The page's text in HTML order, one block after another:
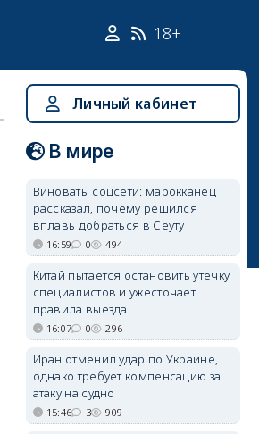
18+
Личный кабинет
В мире
Виноваты соцсети: марокканец
рассказал, почему решился
вплавь добраться в Сеуту
16:59 0 494
Китай пытается остановить утечку
специалистов и ужесточает
правила выезда
16:07 0 296
Иран отменил удар по Украине,
однако требует компенсацию за
атаку на судно
15:46 3 909